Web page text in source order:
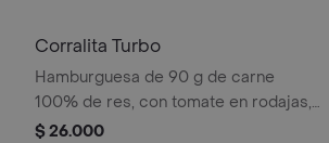
Corralita Turbo
Hamburguesa de 90 g de carne
100% de res, con tomate en rodajas,
cebolla en rodajas, lechuga, salsa
$ 26.000